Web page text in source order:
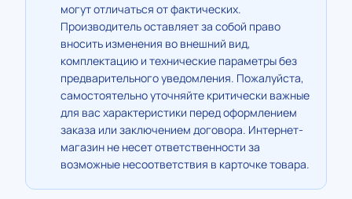
могут отличаться от фактических.
Производитель оставляет за собой право
вносить изменения во внешний вид,
комплектацию и технические параметры без
предварительного уведомления. Пожалуйста,
самостоятельно уточняйте критически важные
для вас характеристики перед оформлением
заказа или заключением договора. Интернет-
магазин не несет ответственности за
возможные несоответствия в карточке товара.